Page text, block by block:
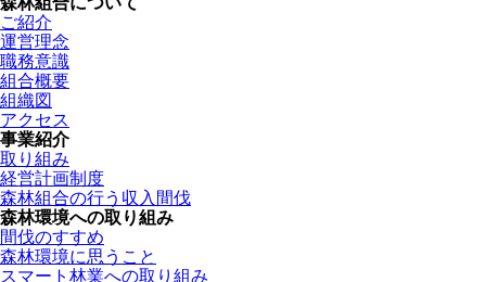
ご紹介
運営理念
職務意識
組合概要
組織図
アクセス
事業紹介
取り組み
経営計画制度
森林組合の行う収入間伐
森林環境への取り組み
間伐のすすめ
森林環境に思うこと
スマート林業への取り組み